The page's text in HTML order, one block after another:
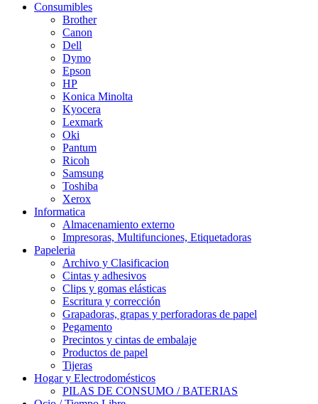
Consumibles
Brother
Canon
Dell
Dymo
Epson
HP
Konica Minolta
Kyocera
Lexmark
Oki
Pantum
Ricoh
Samsung
Toshiba
Xerox
Informatica
Almacenamiento externo
Impresoras, Multifunciones, Etiquetadoras
Papeleria
Archivo y Clasificacion
Cintas y adhesivos
Clips y gomas elásticas
Escritura y corrección
Grapadoras, grapas y perforadoras de papel
Pegamento
Precintos y cintas de embalaje
Productos de papel
Tijeras
Hogar y Electrodomésticos
PILAS DE CONSUMO / BATERIAS